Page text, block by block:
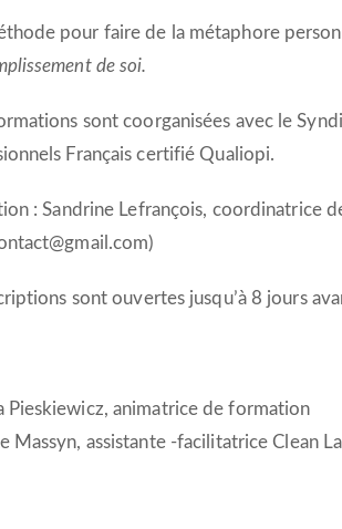
pour faire de la métaphore
de soi.
sont coorganisées avec le
Français certifié Qualiopi.
: Sandrine Lefrançois, coordinatrice
sont ouvertes jusqu’à 8 jours
Pieskiewicz, animatrice de formation
Massyn, assistante -facilitatrice Clean